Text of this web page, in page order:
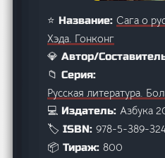
⭐ Название:Сага о
Хэда. Гонконг
💎 Автор/
📁 Серия:
Русская литература.
💻 Издатель:Азбука
🏷️ ISBN:978-5-389-
📦 Тираж:800